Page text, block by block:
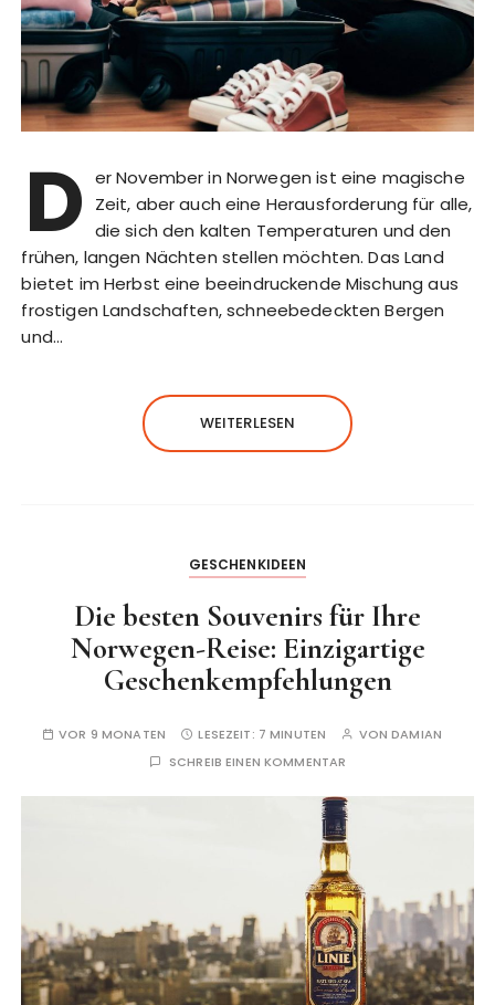
D er November in Norwegen ist eine magische
Zeit, aber auch eine Herausforderung für alle,
die sich den kalten Temperaturen und den
frühen, langen Nächten stellen möchten. Das Land
bietet im Herbst eine beeindruckende Mischung aus
frostigen Landschaften, schneebedeckten Bergen
und…
WEITERLESEN
GESCHENKIDEEN
Die besten Souvenirs für Ihre
Norwegen-Reise: Einzigartige
Geschenkempfehlungen
VOR 9 MONATEN LESEZEIT: 7 MINUTEN VONDAMIAN
SCHREIB EINEN KOMMENTAR